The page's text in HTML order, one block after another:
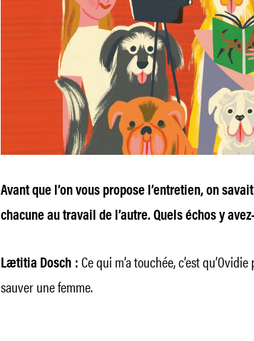
Avant que l’on vous propose l’entretien, on
chacune au travail de l’autre. Quels échos y
Lætitia Dosch : Ce qui m’a touchée, c’est
sauver une femme.